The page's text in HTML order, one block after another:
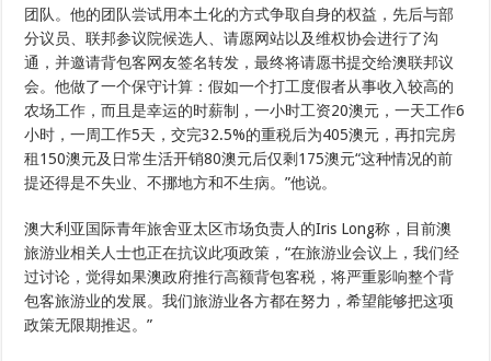
团队。他的团队尝试用本土化的方式争取自身的权益，先后与部
分议员、联邦参议院候选人、请愿网站以及维权协会进行了沟
通，并邀请背包客网友签名转发，最终将请愿书提交给澳联邦议
会。他做了一个保守计算：假如一个打工度假者从事收入较高的
农场工作，而且是幸运的时薪制，一小时工资20澳元，一天工作6
小时，一周工作5天，交完32.5%的重税后为405澳元，再扣完房
租150澳元及日常生活开销80澳元后仅剩175澳元“这种情况的前
提还得是不失业、不挪地方和不生病。”他说。
澳大利亚国际青年旅舍亚太区市场负责人的Iris Long称，目前澳
旅游业相关人士也正在抗议此项政策，“在旅游业会议上，我们经
过讨论，觉得如果澳政府推行高额背包客税，将严重影响整个背
包客旅游业的发展。我们旅游业各方都在努力，希望能够把这项
政策无限期推迟。”